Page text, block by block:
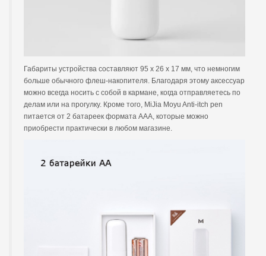
Габариты устройства составляют 95 х 26 х 17 мм, что немногим
больше обычного флеш-накопителя. Благодаря этому аксессуар
можно всегда носить с собой в кармане, когда отправляетесь по
делам или на прогулку. Кроме того, MiJia Moyu Anti-itch pen
питается от 2 батареек формата AAA, которые можно
приобрести практически в любом магазине.